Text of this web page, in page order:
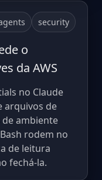
security
o
da AWS
no Claude
arquivos de
de ambiente
rodem no
de leitura
fechá-la.